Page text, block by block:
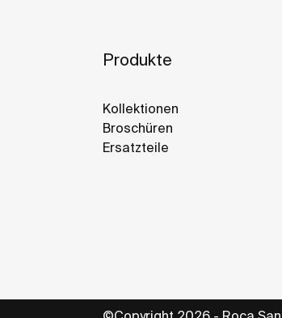
Produkte
Kollektionen
Broschüren
Ersatzteile